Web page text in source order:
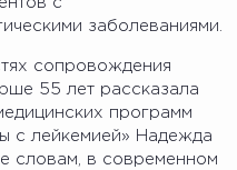
заболеваниями.
сопровождения
55 лет рассказала
программ
с лейкемией» Надежда
словам, в современном